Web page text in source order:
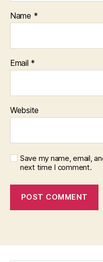
Name *
Email *
Website
Save my name, email,
next time I comment.